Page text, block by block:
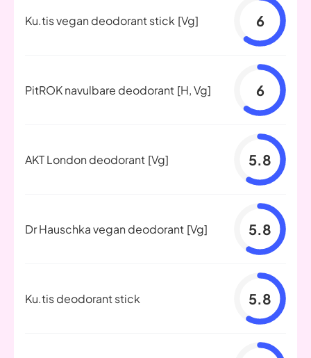
Ku.tis vegan deodorant stick [Vg] 6
PitROK navulbare deodorant [H, Vg] 6
AKT London deodorant [Vg] 5.8
Dr Hauschka vegan deodorant [Vg] 5.8
Ku.tis deodorant stick 5.8